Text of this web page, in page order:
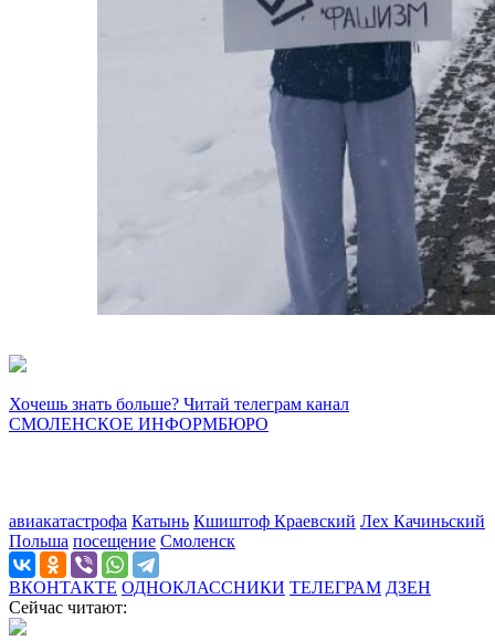
Хочешь знать больше? Читай телеграм канал
СМОЛЕНСКОЕ ИНФОРМБЮРО
авиакатастрофа Катынь Кшиштоф Краевский Лех Качиньский
Польша посещение Смоленск
ВКОНТАКТЕ ОДНОКЛАССНИКИ ТЕЛЕГРАМ ДЗЕН
Сейчас читают: